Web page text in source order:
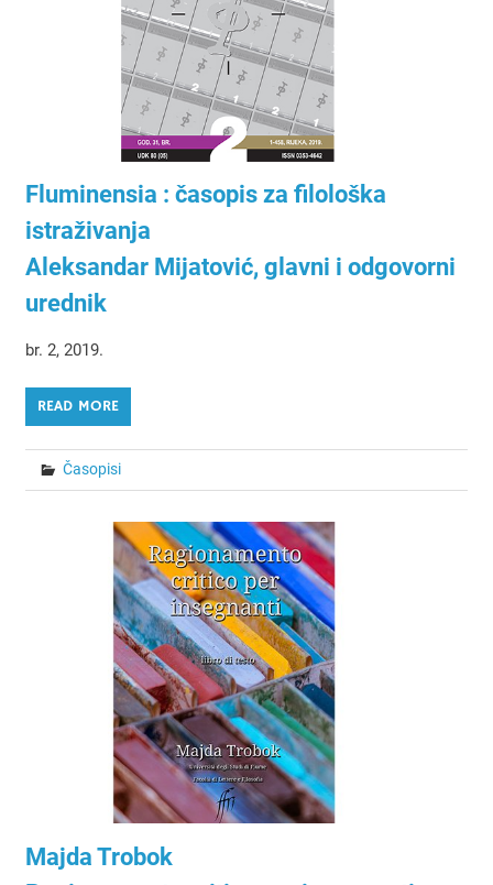
Fluminensia : časopis za filološka
istraživanja
Aleksandar Mijatović, glavni i odgovorni
urednik
br. 2, 2019.
READ MORE
Časopisi
Majda Trobok